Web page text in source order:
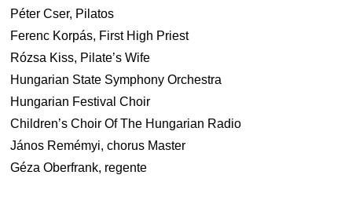
Péter Cser, Pilatos
Ferenc Korpás, First High Priest
Rózsa Kiss, Pilate’s Wife
Hungarian State Symphony Orchestra
Hungarian Festival Choir
Children’s Choir Of The Hungarian Radio
János Remémyi, chorus Master
Géza Oberfrank, regente